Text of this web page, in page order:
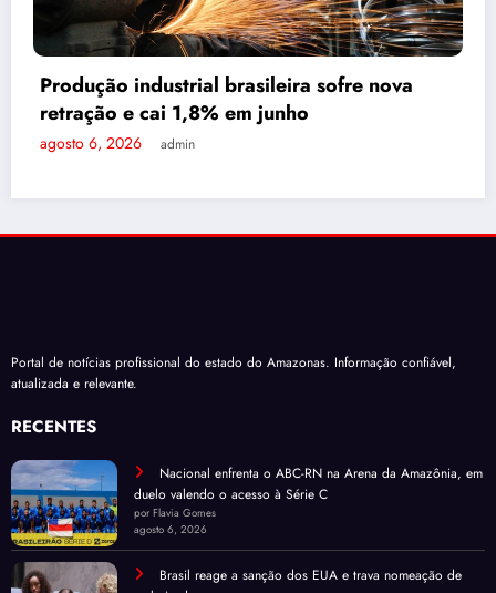
Roberto Cidade conduz acordo e garante
repasse de R$276 milhões a empresas
Portal de notícias profissional do estado do Amazonas. Informação confiável,
RECENTES
Nacional enfrenta o ABC-RN na Arena da Amazônia, em
duelo valendo o acesso à Série C